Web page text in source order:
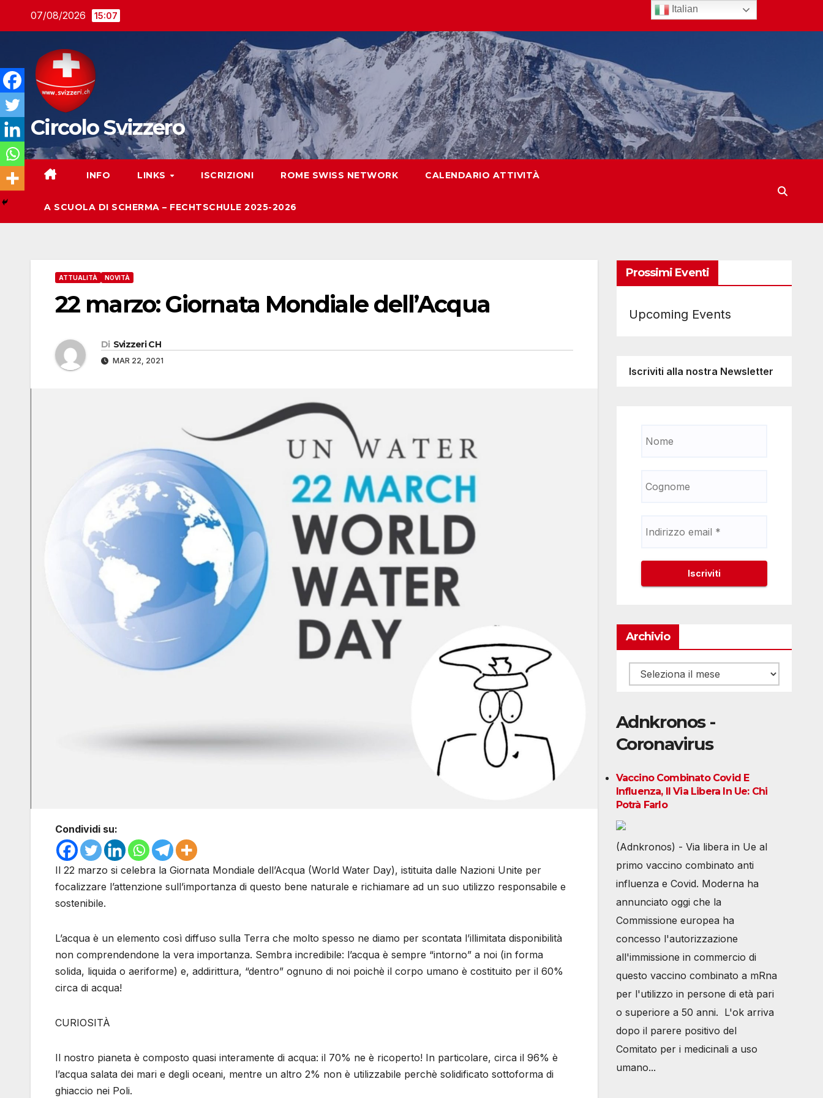
07/08/2026 15:07
Circolo Svizzero
INFO LINKS ISCRIZIONI ROME SWISS NETWORK CALENDARIO ATTIVITÀ
A SCUOLA DI SCHERMA – FECHTSCHULE 2025-2026
ATTUALITÀ NOVITÀ
22 marzo: Giornata Mondiale dell’Acqua
Di Svizzeri CH
MAR 22, 2021
Condividi su:
Il 22 marzo si celebra la Giornata Mondiale dell’Acqua (World Water Day), istituita dalle Nazioni Unite per
focalizzare l’attenzione sull’importanza di questo bene naturale e richiamare ad un suo utilizzo responsabile e
sostenibile.
L’acqua è un elemento così diffuso sulla Terra che molto spesso ne diamo per scontata l’illimitata disponibilità
non comprendendone la vera importanza. Sembra incredibile: l’acqua è sempre “intorno” a noi (in forma
solida, liquida o aeriforme) e, addirittura, “dentro” ognuno di noi poichè il corpo umano è costituito per il 60%
circa di acqua!
CURIOSITÀ
Il nostro pianeta è composto quasi interamente di acqua: il 70% ne è ricoperto! In particolare, circa il 96% è
l’acqua salata dei mari e degli oceani, mentre un altro 2% non è utilizzabile perchè solidificato sottoforma di
ghiaccio nei Poli.
Prossimi Eventi
Upcoming Events
Iscriviti alla nostra Newsletter
Archivio
Archivio
Adnkronos -
Coronavirus
Vaccino Combinato Covid E
Influenza, Il Via Libera In Ue: Chi
Potrà Farlo
(Adnkronos) - Via libera in Ue al
primo vaccino combinato anti
influenza e Covid. Moderna ha
annunciato oggi che la
Commissione europea ha
concesso l'autorizzazione
all'immissione in commercio di
questo vaccino combinato a mRna
per l'utilizzo in persone di età pari
o superiore a 50 anni. L'ok arriva
dopo il parere positivo del
Comitato per i medicinali a uso
umano...
Italian